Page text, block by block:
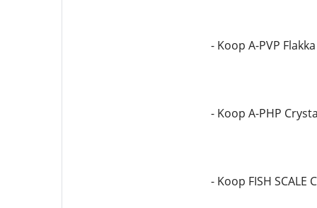
- Koop A-PVP Flakka
- Koop A-PHP
- Koop FISH SCALE